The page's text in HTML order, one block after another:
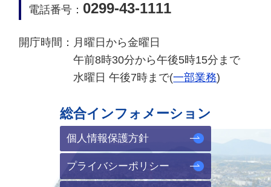
電話番号： 0299-43-1111
開庁時間： 月曜日から金曜日
午前8時30分から午後5時15分まで
水曜日 午後7時まで(一部業務)
総合インフォメーション
個人情報保護方針
プライバシーポリシー